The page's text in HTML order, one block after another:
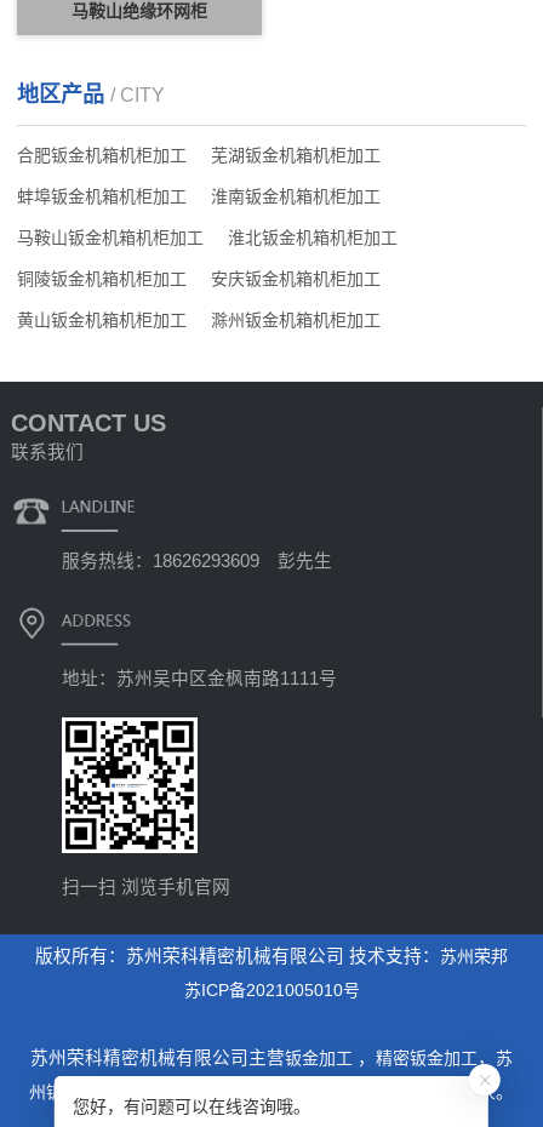
马鞍山绝缘环网柜
地区产品 / CITY
合肥钣金机箱机柜加工 芜湖钣金机箱机柜加工
蚌埠钣金机箱机柜加工 淮南钣金机箱机柜加工
马鞍山钣金机箱机柜加工 淮北钣金机箱机柜加工
铜陵钣金机箱机柜加工 安庆钣金机箱机柜加工
黄山钣金机箱机柜加工 滁州钣金机箱机柜加工
CONTACT US
联系我们
服务热线：18626293609 彭先生
地址：苏州吴中区金枫南路1111号
扫一扫 浏览手机官网
版权所有：苏州荣科精密机械有限公司 技术支持： 苏州荣邦
苏ICP备2021005010号
苏州荣科精密机械有限公司主营钣金加工 ， 精密钣金加工， 苏
州钣金加工
，是一家专业从事设计制造钣金加工为主的厂家。
您好，有问题可以在线咨询哦。